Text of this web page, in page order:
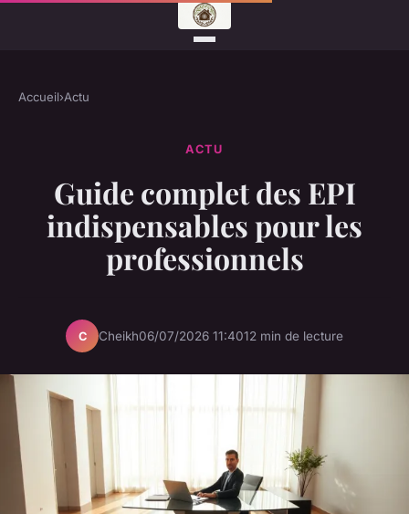
Accueil›Actu
ACTU
Guide complet des EPI
indispensables pour les
professionnels
C Cheikh06/07/2026 11:4012 min de lecture